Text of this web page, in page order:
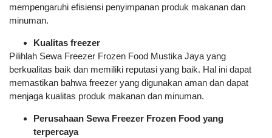
mempengaruhi efisiensi penyimpanan produk makanan dan
minuman.
Kualitas freezer
Pilihlah Sewa Freezer Frozen Food Mustika Jaya yang
berkualitas baik dan memiliki reputasi yang baik. Hal ini dapat
memastikan bahwa freezer yang digunakan aman dan dapat
menjaga kualitas produk makanan dan minuman.
Perusahaan Sewa Freezer Frozen Food yang
terpercaya